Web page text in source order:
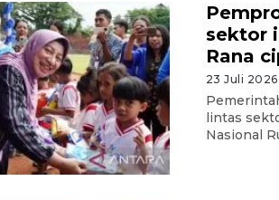
sektor
Rana
23 Juli 2026
lintas
Nasional